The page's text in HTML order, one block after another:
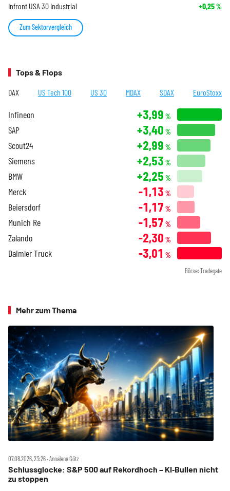
Infront USA 30 Industrial +0,25%
Zum Sektorvergleich
Tops & Flops
DAX US Tech 100 US 30 MDAX SDAX EuroStoxx
Infineon +3,99 %
SAP +3,40 %
Scout24 +2,99 %
Siemens +2,53 %
BMW +2,25 %
Merck -1,13 %
Beiersdorf -1,17 %
Munich Re -1,57 %
Zalando -2,30 %
Daimler Truck -3,01 %
Börse: Tradegate
Mehr zum Thema
07.08.2026, 23:26 ‧ Annalena Götz
Schlussglocke: S&P 500 auf Rekordhoch – KI‑Bullen nicht
zu stoppen